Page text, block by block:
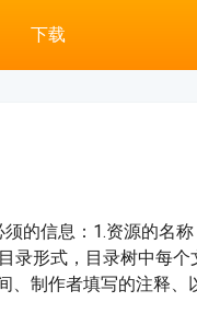
下载
的信息：1.资源的名
形式，目录树中每
制作者填写的注释